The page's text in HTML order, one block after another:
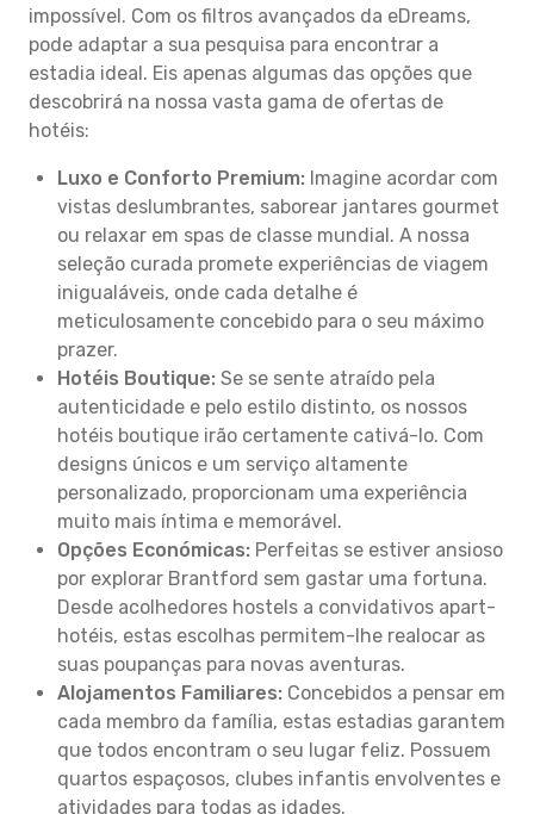
impossível. Com os filtros avançados da eDreams,
pode adaptar a sua pesquisa para encontrar a
estadia ideal. Eis apenas algumas das opções que
descobrirá na nossa vasta gama de ofertas de
hotéis:
Luxo e Conforto Premium: Imagine acordar com
vistas deslumbrantes, saborear jantares gourmet
ou relaxar em spas de classe mundial. A nossa
seleção curada promete experiências de viagem
inigualáveis, onde cada detalhe é
meticulosamente concebido para o seu máximo
prazer.
Hotéis Boutique: Se se sente atraído pela
autenticidade e pelo estilo distinto, os nossos
hotéis boutique irão certamente cativá-lo. Com
designs únicos e um serviço altamente
personalizado, proporcionam uma experiência
muito mais íntima e memorável.
Opções Económicas: Perfeitas se estiver ansioso
por explorar Brantford sem gastar uma fortuna.
Desde acolhedores hostels a convidativos apart-
hotéis, estas escolhas permitem-lhe realocar as
suas poupanças para novas aventuras.
Alojamentos Familiares: Concebidos a pensar em
cada membro da família, estas estadias garantem
que todos encontram o seu lugar feliz. Possuem
quartos espaçosos, clubes infantis envolventes e
atividades para todas as idades.